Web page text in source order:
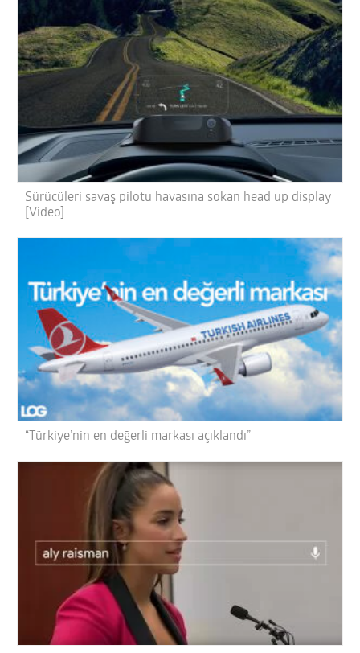
Sürücüleri savaş pilotu havasına sokan head up display
[Video]
“Türkiye’nin en değerli markası açıklandı”